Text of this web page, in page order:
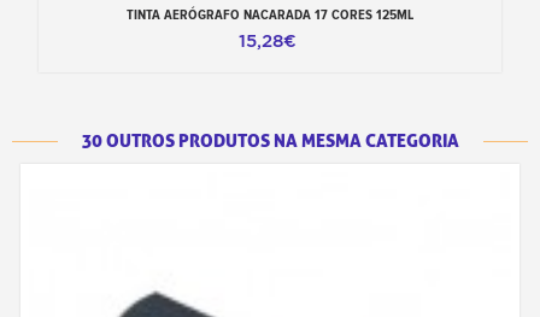
TINTA AERÓGRAFO NACARADA 17 CORES 125ML
15,28€
30 OUTROS PRODUTOS NA MESMA CATEGORIA